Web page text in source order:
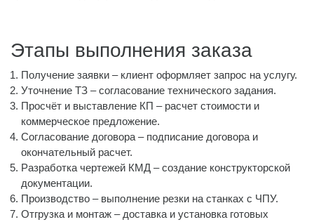
Этапы выполнения заказа
Получение заявки – клиент оформляет запрос на услугу.
Уточнение ТЗ – согласование технического задания.
Просчёт и выставление КП – расчет стоимости и
коммерческое предложение.
Согласование договора – подписание договора и
окончательный расчет.
Разработка чертежей КМД – создание конструкторской
документации.
Производство – выполнение резки на станках с ЧПУ.
Отгрузка и монтаж – доставка и установка готовых